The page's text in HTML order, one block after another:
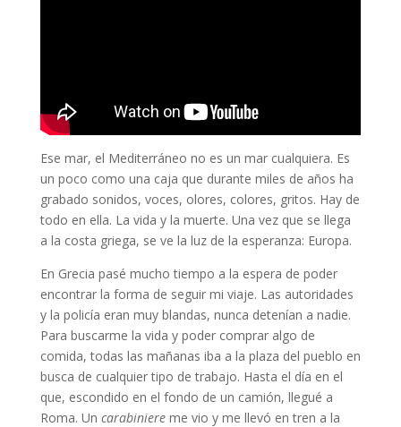
Ese mar, el Mediterráneo no es un mar cualquiera. Es
un poco como una caja que durante miles de años ha
grabado sonidos, voces, olores, colores, gritos. Hay de
todo en ella. La vida y la muerte. Una vez que se llega
a la costa griega, se ve la luz de la esperanza: Europa.
En Grecia pasé mucho tiempo a la espera de poder
encontrar la forma de seguir mi viaje. Las autoridades
y la policía eran muy blandas, nunca detenían a nadie.
Para buscarme la vida y poder comprar algo de
comida, todas las mañanas iba a la plaza del pueblo en
busca de cualquier tipo de trabajo. Hasta el día en el
que, escondido en el fondo de un camión, llegué a
Roma. Un carabiniereme vio y me llevó en tren a la